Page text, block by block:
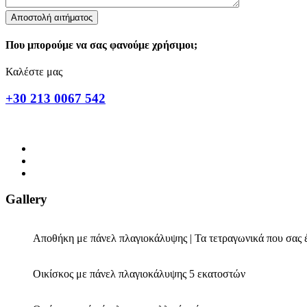
Που μπορούμε να σας φανούμε χρήσιμοι;
Καλέστε μας
+30 213 0067 542
Gallery
Αποθήκη με πάνελ πλαγιοκάλυψης | Τα τετραγωνικά που σας
Οικίσκος με πάνελ πλαγιοκάλυψης 5 εκατοστών